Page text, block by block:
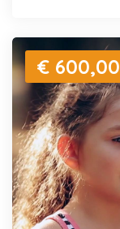
€ 600,00